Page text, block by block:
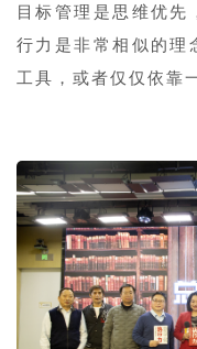
目标管理是思维优先
行力是非常相似的理
工具，或者仅仅依靠